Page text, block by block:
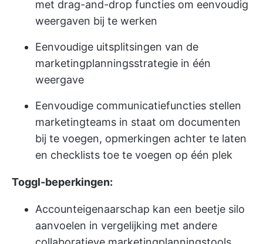
met drag-and-drop functies om eenvoudig
weergaven bij te werken
Eenvoudige uitsplitsingen van de
marketingplanningsstrategie in één
weergave
Eenvoudige communicatiefuncties stellen
marketingteams in staat om documenten
bij te voegen, opmerkingen achter te laten
en checklists toe te voegen op één plek
Toggl-beperkingen:
Accounteigenaarschap kan een beetje silo
aanvoelen in vergelijking met andere